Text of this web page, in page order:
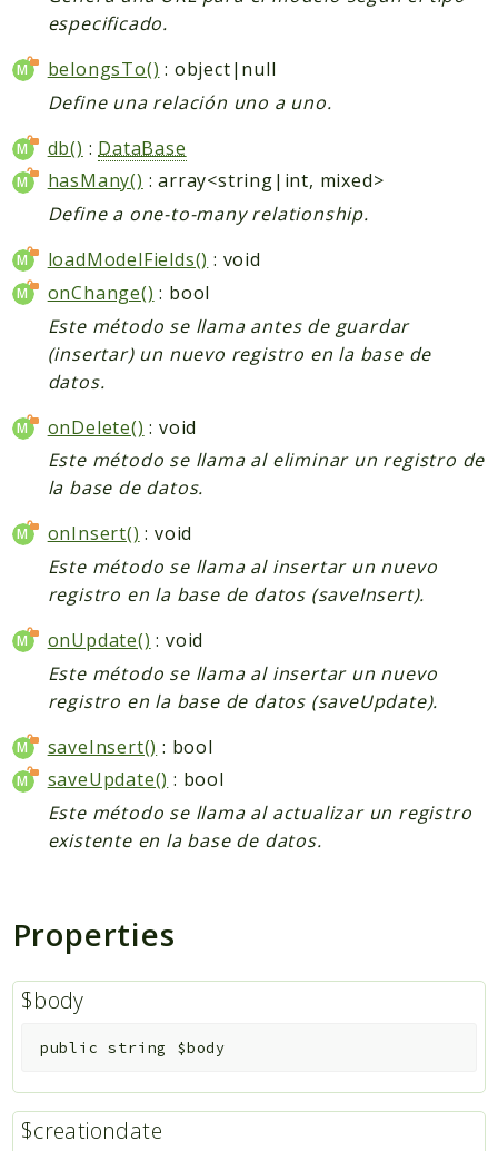
especificado.
belongsTo() : object|null
Define una relación uno a uno.
db() : DataBase
hasMany() : array<string|int, mixed>
Define a one-to-many relationship.
loadModelFields() : void
onChange() : bool
Este método se llama antes de guardar
(insertar) un nuevo registro en la base de
datos.
onDelete() : void
Este método se llama al eliminar un registro de
la base de datos.
onInsert() : void
Este método se llama al insertar un nuevo
registro en la base de datos (saveInsert).
onUpdate() : void
Este método se llama al insertar un nuevo
registro en la base de datos (saveUpdate).
saveInsert() : bool
saveUpdate() : bool
Este método se llama al actualizar un registro
existente en la base de datos.
Properties
$body
public string $body
$creationdate